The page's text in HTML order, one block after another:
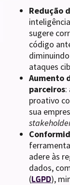
Redução
sugere
código
ataques
Aumento
parceiros:
proativo
sua
adere às
dados,
(LGPD),